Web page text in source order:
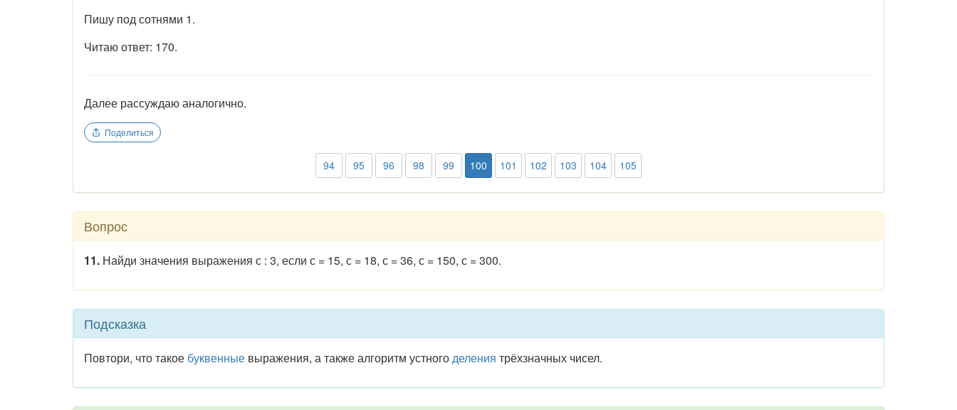
Пишу под сотнями 1.
Читаю ответ: 170.
Далее рассуждаю аналогично.
Поделиться
94 95 96 98 99 100 101 102 103 104 105
Вопрос
11. Найди значения выражения с : 3, если с = 15, с = 18, с = 36, с = 150, с = 300.
Подсказка
Повтори, что такое буквенные выражения, а также алгоритм устногоделения трёхзначных чисел.